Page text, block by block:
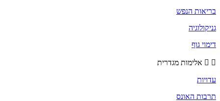
בריאות הנפש
גניקולוגיה
דימוי גוף
אלימות מגדרית
עדויות
תרבות האונס